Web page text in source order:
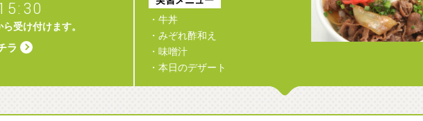
受け付けます。
ラ
・牛丼
・みぞれ酢和え
・味噌汁
・本日のデザート